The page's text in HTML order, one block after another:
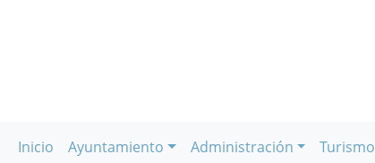
Inicio Ayuntamiento Administración Turismo